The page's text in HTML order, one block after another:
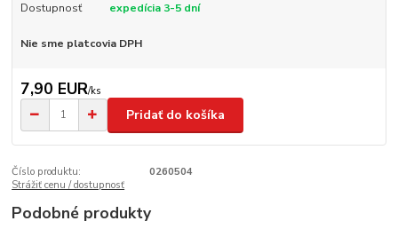
Dostupnosť expedícia 3-5 dní
Nie sme platcovia DPH
7,90 EUR/ks
Pridať do košíka
Číslo produktu:
0260504
Strážiť cenu / dostupnosť
Podobné produkty